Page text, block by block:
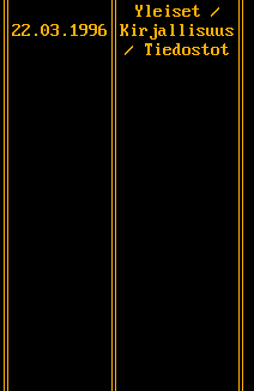
22.03.1996
Yleiset /
Kirjallisuus
/ Tiedostot